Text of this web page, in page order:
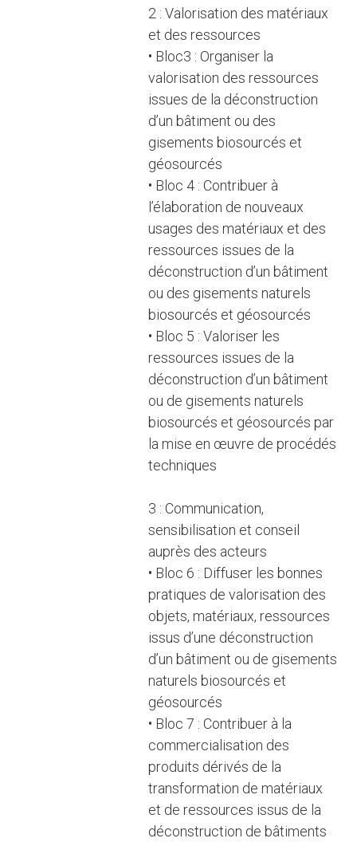
2 : Valorisation des matériaux
et des ressources
• Bloc3 : Organiser la
valorisation des ressources
issues de la déconstruction
d’un bâtiment ou des
gisements biosourcés et
géosourcés
• Bloc 4 : Contribuer à
l’élaboration de nouveaux
usages des matériaux et des
ressources issues de la
déconstruction d’un bâtiment
ou des gisements naturels
biosourcés et géosourcés
• Bloc 5 : Valoriser les
ressources issues de la
déconstruction d’un bâtiment
ou de gisements naturels
biosourcés et géosourcés par
la mise en œuvre de procédés
techniques
3 : Communication,
sensibilisation et conseil
auprès des acteurs
• Bloc 6 : Diffuser les bonnes
pratiques de valorisation des
objets, matériaux, ressources
issus d’une déconstruction
d’un bâtiment ou de gisements
naturels biosourcés et
géosourcés
• Bloc 7 : Contribuer à la
commercialisation des
produits dérivés de la
transformation de matériaux
et de ressources issus de la
déconstruction de bâtiments